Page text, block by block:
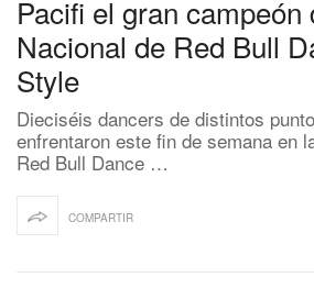
Pacifi el gran campeón
Nacional de Red Bull
Style
Dieciséis dancers de distintos
enfrentaron este fin de semana en
Red Bull Dance …
COMPARTIR